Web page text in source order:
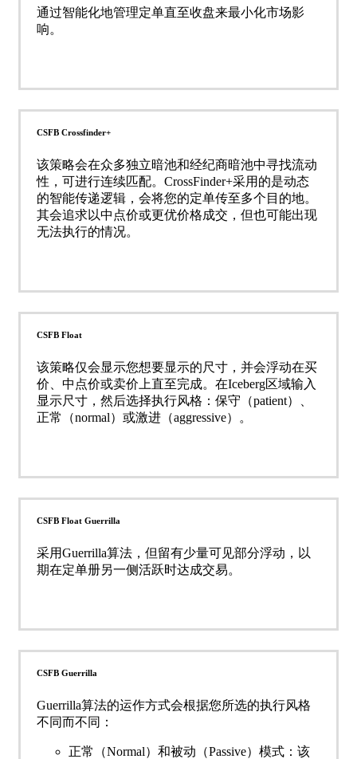
通过智能化地管理定单直至收盘来最小化市场影
响。
CSFB Crossfinder+
该策略会在众多独立暗池和经纪商暗池中寻找流动
性，可进行连续匹配。CrossFinder+采用的是动态
的智能传递逻辑，会将您的定单传至多个目的地。
其会追求以中点价或更优价格成交，但也可能出现
无法执行的情况。
CSFB Float
该策略仅会显示您想要显示的尺寸，并会浮动在买
价、中点价或卖价上直至完成。在Iceberg区域输入
显示尺寸，然后选择执行风格：保守（patient）、
正常（normal）或激进（aggressive）。
CSFB Float Guerrilla
采用Guerrilla算法，但留有少量可见部分浮动，以
期在定单册另一侧活跃时达成交易。
CSFB Guerrilla
Guerrilla算法的运作方式会根据您所选的执行风格
不同而不同：
正常（Normal）和被动（Passive）模式：该